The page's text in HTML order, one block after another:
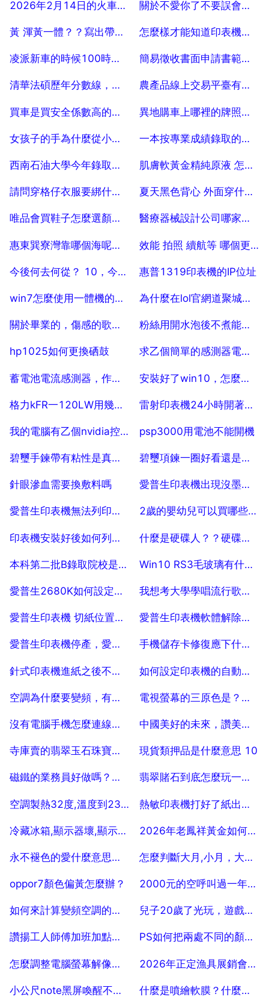
2026年2月14日的火車什麼時間預售
2025-07-25
關於不愛你了不要誤會的說說
2025-07-25
黃 渾黃一體？？寫出帶有顏色的詞語？？
2025-07-25
怎麼樣才能知道印表機缺哪種顏色的墨
2025-07-25
凌派新車的時候100時速1950轉,現在開了7000公里時速100變成2000轉,為什麼這
2025-07-25
簡易徵收書面申請書範本，市政園林申請簡易徵收申請書
2025-07-25
清華法碩歷年分數線，吉大和黑大 法碩的歷年分數線
2025-07-25
農產品線上交易平臺有哪些
2025-07-25
買車是買安全係數高的還是省油的
2025-07-25
異地購車上哪裡的牌照更好
2025-07-25
女孩子的手為什麼從小會有皺皮
2025-07-25
一本按專業成績錄取的美術類院校有哪些？
2025-07-25
西南石油大學今年錄取分數線是多少？ 10
2025-07-25
肌膚軟黃金精純原液 怎麼樣
2025-07-25
請問穿格仔衣服要綁什麼樣的髮型比較搭配呢
2025-07-25
夏天黑色背心 外面穿什麼好呢 5
2025-07-25
唯品會買鞋子怎麼選顏色。
2025-07-25
醫療器械設計公司哪家比較好？
2025-07-25
惠東巽寮灣靠哪個海呢？5月份去合適嗎？
2025-07-25
效能 拍照 續航等 哪個更好
2025-07-25
今後何去何從？ 10，今後何去何從？
2025-07-25
惠普1319印表機的IP位址
2025-07-25
win7怎麼使用一體機的掃瞄功能
2025-07-25
為什麼在lol官網道聚城買的面板在遊戲裡不能用
2025-07-25
關於畢業的，傷感的歌有哪些（女聲的！）
2025-07-25
粉絲用開水泡後不煮能吃嗎？
2025-07-25
hp1025如何更換硒鼓
2025-07-25
求乙個簡單的感測器電路，可以用MCS51微控制器控制的！
2025-07-25
蓄電池電流感測器，作用，位置
2025-07-25
安裝好了win10，怎麼刪除Windows old
2025-07-25
格力kFR一120LW用幾項電
2025-07-25
雷射印表機24小時開著，會不會消耗墨粉？感覺硒鼓用的非常快。。
2025-07-25
我的電腦有乙個nvidia控制面板怎麼刪掉
2025-07-25
psp3000用電池不能開機
2025-07-25
碧璽手鍊帶有粘性是真是假
2025-07-25
碧璽項鍊一圈好看還是兩圈好看的東西
2025-07-25
針眼滲血需要換敷料嗎
2025-07-25
愛普生印表機出現沒墨提示怎麼處理
2025-07-25
愛普生印表機無法列印型號C411A
2025-07-25
2歲的嬰幼兒可以買哪些啟蒙教育的玩具
2025-07-25
印表機安裝好後如何列印呢
2025-07-25
什麼是硬碟人？？硬碟是指什麼人
2025-07-25
本科第二批B錄取院校是二本的意思麼
2025-07-25
Win10 RS3毛玻璃有什麼用 Win10 RS3毛玻璃是什麼
2025-07-25
愛普生2680K如何設定列印速度
2025-07-25
我想考大學學唱流行歌曲，應該學習什麼唱法？
2025-07-25
愛普生印表機 切紙位置不對 認為是高手的進來 150
2025-07-25
愛普生印表機軟體解除安裝不了 怎麼辦
2025-07-25
愛普生印表機停產，愛普生r330印表機停產了嗎
2025-07-25
手機儲存卡修復應下什麼軟體？
2025-07-25
針式印表機進紙之後不列印，顯示列印問題缺紙。
2025-07-25
如何設定印表機的自動切紙
2025-07-25
空調為什麼要變頻，有什麼好處？原理是什麼
2025-07-25
電視螢幕的三原色是？電視的三原色是什麼
2025-07-25
沒有電腦手機怎麼連線愛普生l565印表機
2025-07-25
中國美好的未來，讚美中國美好未來的話
2025-07-25
寺庫賣的翡翠玉石珠寶首飾是真的嗎
2025-07-25
現貨類押品是什麼意思 10
2025-07-25
磁鐵的業務員好做嗎？懇請懂行的指點一下
2025-07-25
翡翠賭石到底怎麼玩一刀窮，一刀富，結局不一樣
2025-07-25
空調製熱32度,溫度到23度就不再高了為什麼
2025-07-25
熱敏印表機打好了紙出不完整
2025-07-25
冷藏冰箱,顯示器壞,顯示40度
2025-07-25
2026年老鳳祥黃金如何搞活動
2025-07-25
永不褪色的愛什麼意思，我們愛情永不褪色是什麼意思
2025-07-25
怎麼判斷大月,小月，大月和小月怎麼分
2025-07-25
oppor7顏色偏黃怎麼辦？
2025-07-25
2000元的空呼叫過一年後大概值多少錢啊
2025-07-25
如何來計算變頻空調的耗電量
2025-07-25
兒子20歲了光玩，遊戲連飯都不吃怎麼辦
2025-07-25
讚揚工人師傅加班加點的廣播稿
2025-07-25
PS如何把兩處不同的顏色變成一樣的顏色
2025-07-25
怎麼調整電腦螢幕解像度windows10嗎
2025-07-25
2026年正定漁具展銷會什麼時候開呀？要不要門票？位址是哪裡？
2025-07-25
小公尺note黑屏喚醒不了怎麼解決 什麼是噴繪軟膜？什麼是uv軟膜噴繪